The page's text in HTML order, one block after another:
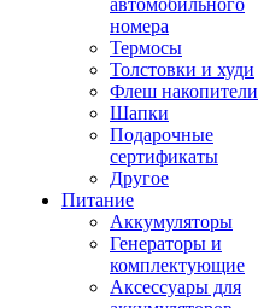
автомобильного
номера
Термосы
Толстовки и худи
Флеш накопители
Шапки
Подарочные
сертификаты
Другое
Питание
Аккумуляторы
Генераторы и
комплектующие
Аксессуары для